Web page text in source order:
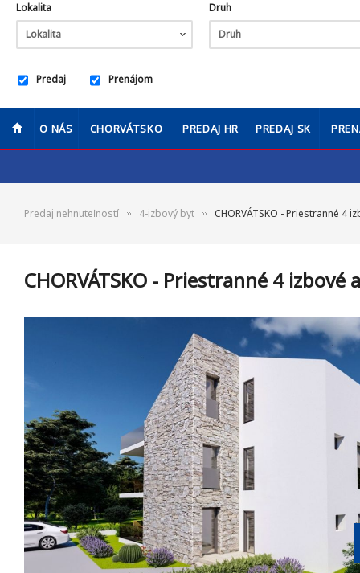
Predaj nehnuteľností 4-izbový byt CHORVÁTSKO - Priestranné 4
CHORVÁTSKO - Priestranné 4
O NÁS CHORVÁTSKO PREDAJ HR PREDAJ SK
Lokalita
Lokalita
Druh
Druh
Predaj Prenájom